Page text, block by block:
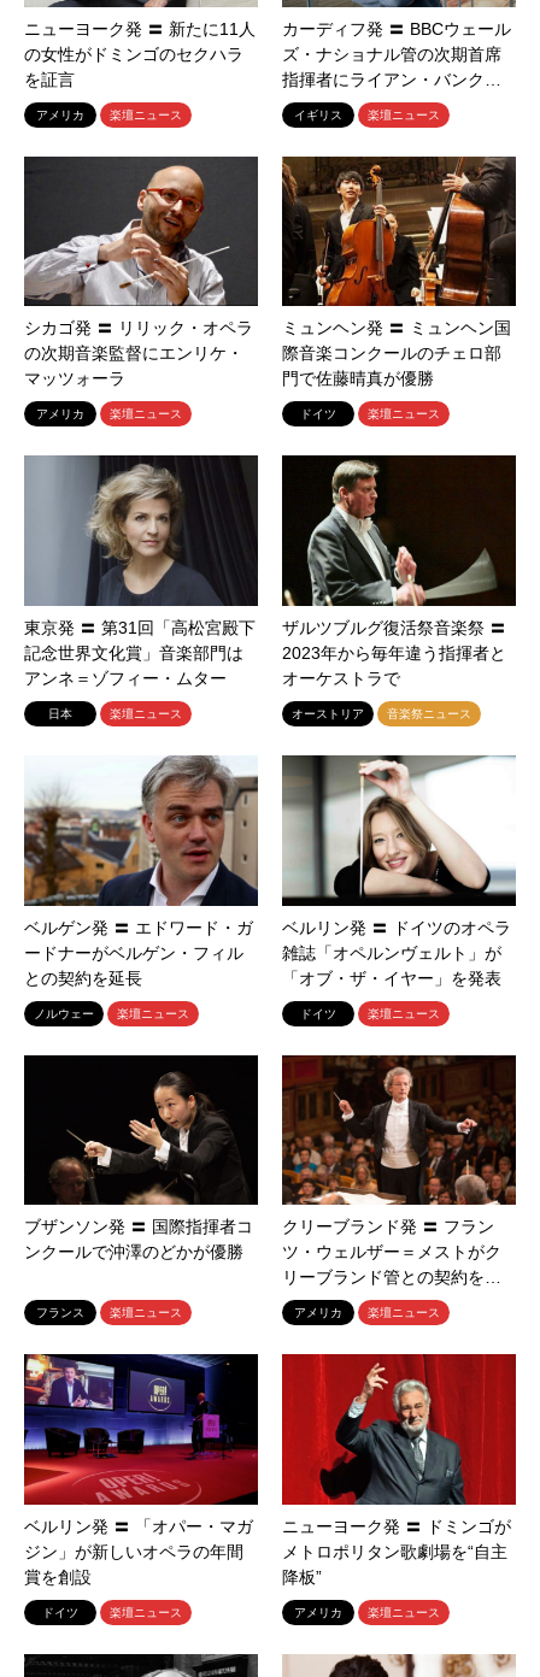
ニューヨーク発 〓 新たに11人
の女性がドミンゴのセクハラ
を証言
アメリカ 楽壇ニュース
カーディフ発 〓 BBCウェール
ズ・ナショナル管の次期首席
指揮者にライアン・バンク…
イギリス 楽壇ニュース
シカゴ発 〓 リリック・オペラ
の次期音楽監督にエンリケ・
マッツォーラ
アメリカ 楽壇ニュース
ミュンヘン発 〓 ミュンヘン国
際音楽コンクールのチェロ部
門で佐藤晴真が優勝
ドイツ 楽壇ニュース
東京発 〓 第31回「高松宮殿下
記念世界文化賞」音楽部門は
アンネ＝ゾフィー・ムター
日本 楽壇ニュース
ザルツブルグ復活祭音楽祭 〓
2023年から毎年違う指揮者と
オーケストラで
オーストリア 音楽祭ニュース
ベルゲン発 〓 エドワード・ガ
ードナーがベルゲン・フィル
との契約を延長
ノルウェー 楽壇ニュース
ベルリン発 〓 ドイツのオペラ
雑誌「オペルンヴェルト」が
「オブ・ザ・イヤー」を発表
ドイツ 楽壇ニュース
ブザンソン発 〓 国際指揮者コ
ンクールで沖澤のどかが優勝
フランス 楽壇ニュース
クリーブランド発 〓 フラン
ツ・ウェルザー＝メストがク
リーブランド管との契約を…
アメリカ 楽壇ニュース
ベルリン発 〓 「オパー・マガ
ジン」が新しいオペラの年間
賞を創設
ドイツ 楽壇ニュース
ニューヨーク発 〓 ドミンゴが
メトロポリタン歌劇場を“自主
降板”
アメリカ 楽壇ニュース